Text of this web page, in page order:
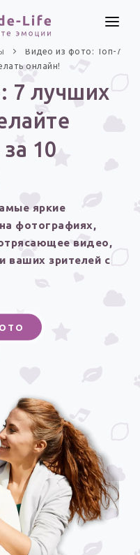
7 лучших
10
яркие
фотографиях,
видео,
ваших зрителей с
Видео из фото: Топ-7
онлайн!